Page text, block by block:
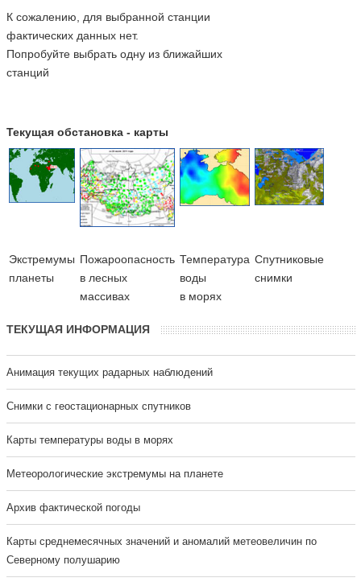
К сожалению, для выбранной станции
фактических данных нет.
Попробуйте выбрать одну из ближайших
станций
Текущая обстановка - карты
Экстремумы
планеты
Пожароопасность
в лесных
массивах
Температура
воды
в морях
Cпутниковые
снимки
ТЕКУЩАЯ ИНФОРМАЦИЯ
Анимация текущих радарных наблюдений
Cнимки с геостационарных спутников
Карты температуры воды в морях
Метеорологические экстремумы на планете
Архив фактической погоды
Карты среднемесячных значений и аномалий метеовеличин по
Северному полушарию